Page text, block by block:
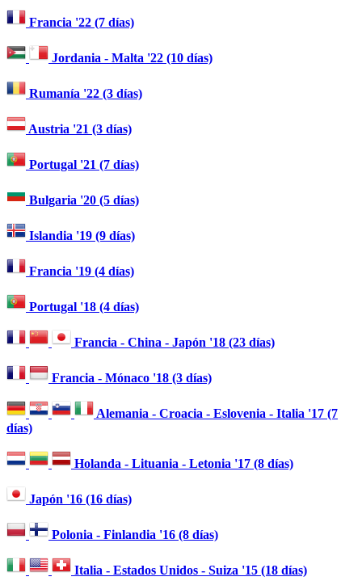
Francia '22 (7 días)
Jordania - Malta '22 (10 días)
Rumanía '22 (3 días)
Austria '21 (3 días)
Portugal '21 (7 días)
Bulgaria '20 (5 días)
Islandia '19 (9 días)
Francia '19 (4 días)
Portugal '18 (4 días)
Francia - China - Japón '18 (23 días)
Francia - Mónaco '18 (3 días)
Alemania - Croacia - Eslovenia - Italia '17 (7
días)
Holanda - Lituania - Letonia '17 (8 días)
Japón '16 (16 días)
Polonia - Finlandia '16 (8 días)
Italia - Estados Unidos - Suiza '15 (18 días)